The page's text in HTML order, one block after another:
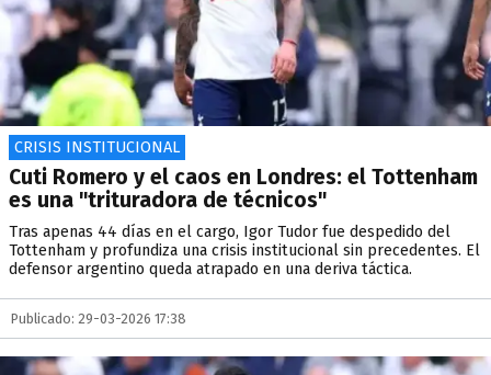
CRISIS INSTITUCIONAL
Cuti Romero y el caos en Londres: el Tottenham
es una "trituradora de técnicos"
Tras apenas 44 días en el cargo, Igor Tudor fue despedido del
Tottenham y profundiza una crisis institucional sin precedentes. El
defensor argentino queda atrapado en una deriva táctica.
Publicado: 29-03-2026 17:38